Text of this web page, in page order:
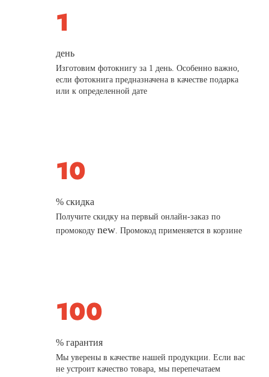
день
Изготовим фотокнигу за 1 день. Особенно важно,
если фотокнига предназначена в качестве подарка
или к определенной дате
% скидка
Получите скидку на первый онлайн-заказ по
промокодуnew. Промокод применяется в корзине
% гарантия
Мы уверены в качестве нашей продукции. Если вас
не устроит качество товара, мы перепечатаем